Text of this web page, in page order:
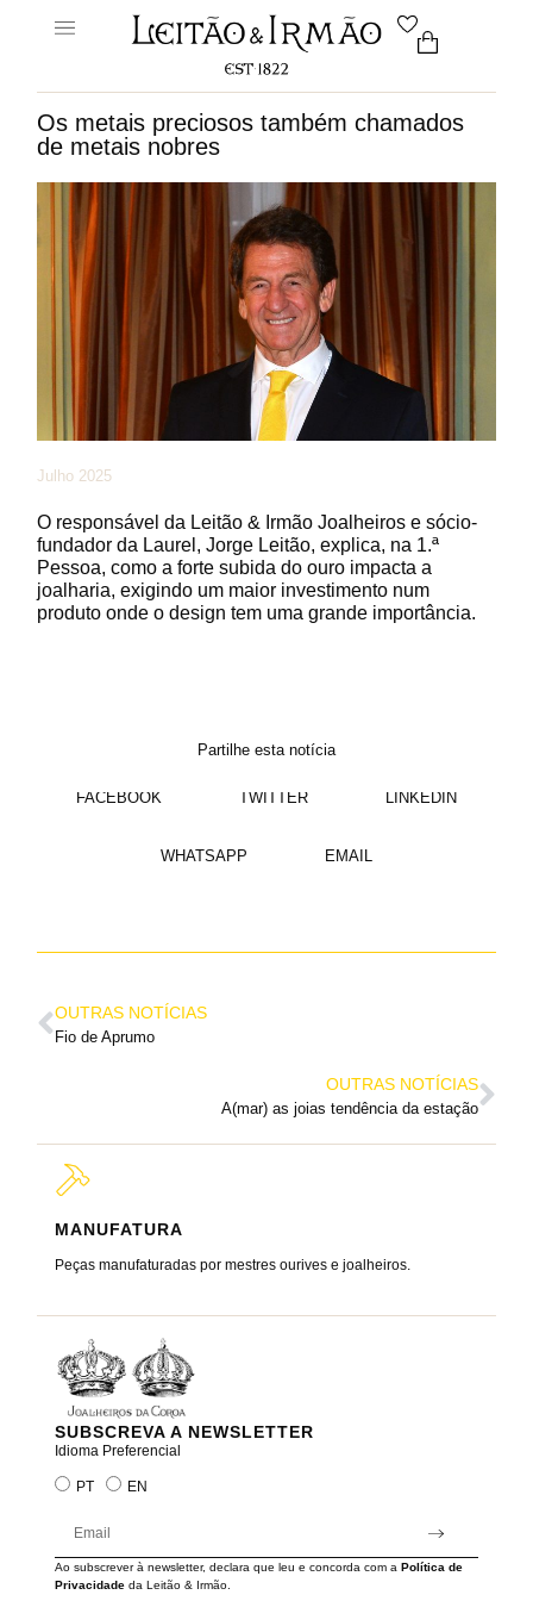
Os metais preciosos também chamados
de metais nobres
Julho 2025
O responsável da Leitão & Irmão Joalheiros e sócio-
fundador da Laurel, Jorge Leitão, explica, na 1.ª
Pessoa, como a forte subida do ouro impacta a
joalharia, exigindo um maior investimento num
produto onde o design tem uma grande importância.
Partilhe esta notícia
FACEBOOK TWITTER LINKEDIN
WHATSAPP EMAIL
OUTRAS NOTÍCIAS
Fio de Aprumo
OUTRAS NOTÍCIAS
A(mar) as joias tendência da estação
MANUFATURA
Peças manufaturadas por mestres ourives e joalheiros.
SUBSCREVA A NEWSLETTER
Idioma Preferencial
PT EN
Ao subscrever à newsletter, declara que leu e concorda com aPolítica de
Privacidade da Leitão & Irmão.